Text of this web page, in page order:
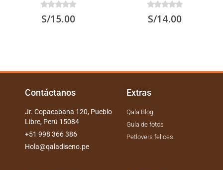
0out of 5
S/15.00 0out of 5
S/14.00
Contáctanos
Jr. Copacabana 120, Pueblo
Libre, Perú 15084
+51 998 366 386
Hola@qaladiseno.pe
Extras
Qala Blog
Guía de fotos
Petlovers felices